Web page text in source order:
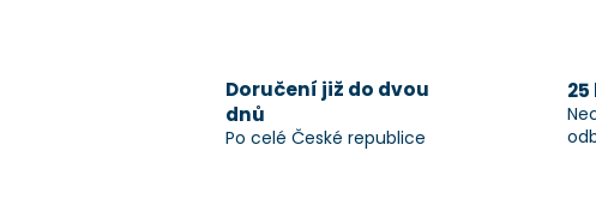
Doručení již do dvou
dnů
Po celé České republice